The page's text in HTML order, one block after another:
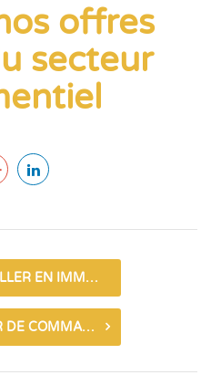
offres
secteur
EN IMMOBILIER
PRÉPARATEUR DE COMMANDES